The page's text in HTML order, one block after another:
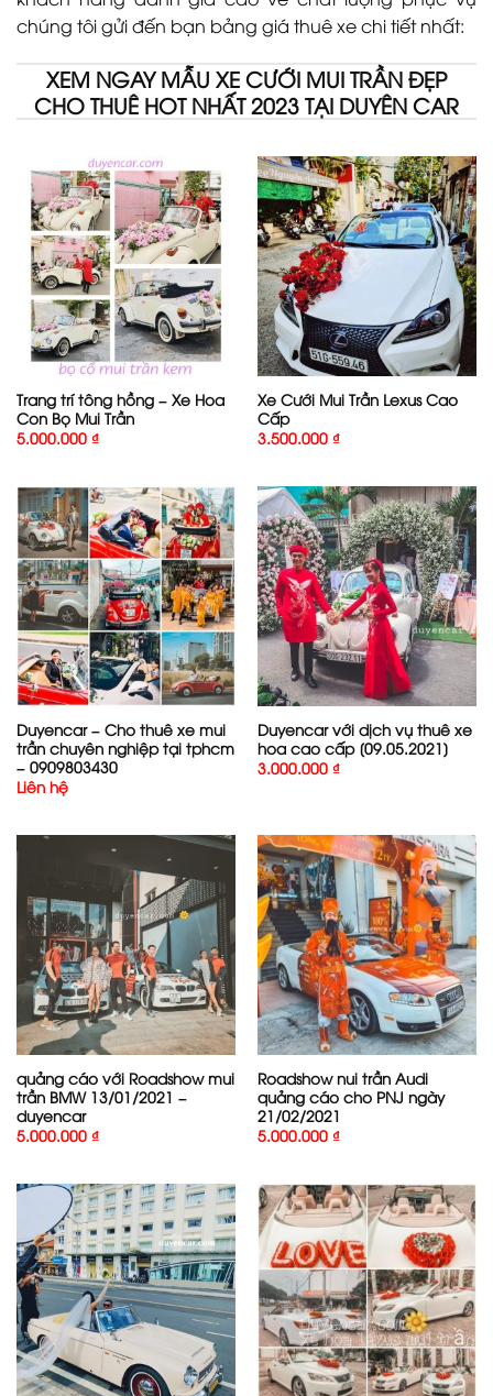
chúng tôi gửi đến bạn bảng giá thuê xe chi tiết nhất:
XEM NGAY MẪU XE CƯỚI MUI TRẦN ĐẸP
CHO THUÊ HOT NHẤT 2023 TẠI DUYÊN CAR
Trang trí tông hồng – Xe Hoa
Con Bọ Mui Trần
5.000.000 ₫
Xe Cưới Mui Trần Lexus Cao
Cấp
3.500.000 ₫
Duyencar – Cho thuê xe mui
trần chuyên nghiệp tại tphcm
– 0909803430
Liên hệ
Duyencar với dịch vụ thuê xe
hoa cao cấp [09.05.2021]
3.000.000 ₫
quảng cáo với Roadshow mui
trần BMW 13/01/2021 –
duyencar
5.000.000 ₫
Roadshow nui trần Audi
quảng cáo cho PNJ ngày
21/02/2021
5.000.000 ₫